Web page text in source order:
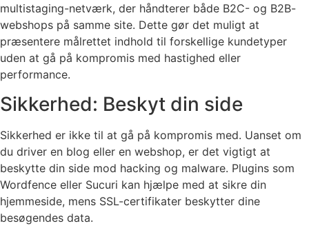
multistaging-netværk, der håndterer både B2C- og B2B-
webshops på samme site. Dette gør det muligt at
præsentere målrettet indhold til forskellige kundetyper
uden at gå på kompromis med hastighed eller
performance.
Sikkerhed: Beskyt din side
Sikkerhed er ikke til at gå på kompromis med. Uanset om
du driver en blog eller en webshop, er det vigtigt at
beskytte din side mod hacking og malware. Plugins som
Wordfence eller Sucuri kan hjælpe med at sikre din
hjemmeside, mens SSL-certifikater beskytter dine
besøgendes data.